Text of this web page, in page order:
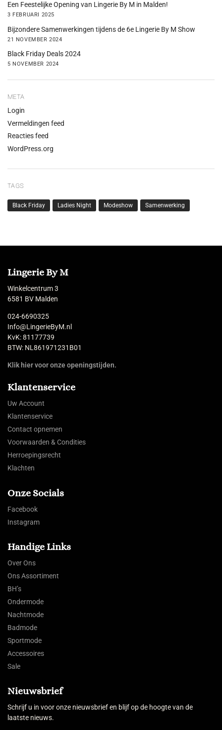
Een Feestelijke Opening van Lingerie By M in Malden!
3 FEBRUARI 2025
Bijzondere Samenwerkingen tijdens de 6e Lingerie By M Show
21 NOVEMBER 2024
Black Friday Deals 2024
5 NOVEMBER 2024
META
Login
Vermeldingen feed
Reacties feed
WordPress.org
TAGS
Black Friday Ladies Night Modeshow Samenwerking
Lingerie By M
Winkelcentrum 3
6581 BV Malden
024-6690325
Info@LingerieByM.nl
KvK: 81177739
BTW: NL861971231B01
Klik hier voor onze openingstijden.
Klantenservice
Uw Account
Klantenservice
Contact opnemen
Voorwaarden & Condities
Herroepingsrecht
Klachten
Onze Socials
Facebook
Instagram
Handige Links
Over Ons
Ons Assortiment
BH’s
Ondermode
Nachtmode
Badmode
Sportmode
Accessoires
Sale
Nieuwsbrief
Schrijf u in voor onze nieuwsbrief en blijf op de hoogte van de
laatste nieuws.